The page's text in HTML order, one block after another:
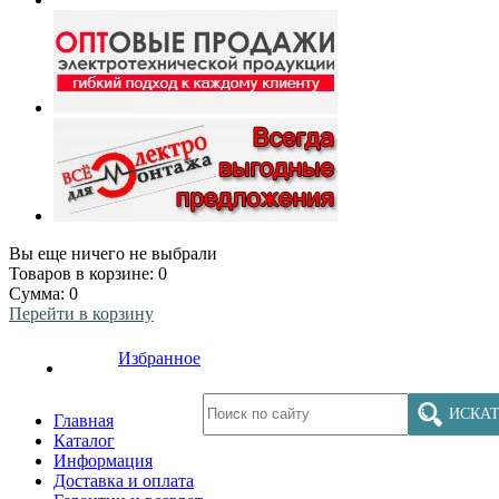
Вы еще ничего не выбрали
Товаров в корзине: 0
Сумма: 0
Перейти в корзину
Избранное
Главная
Каталог
Информация
Доставка и оплата